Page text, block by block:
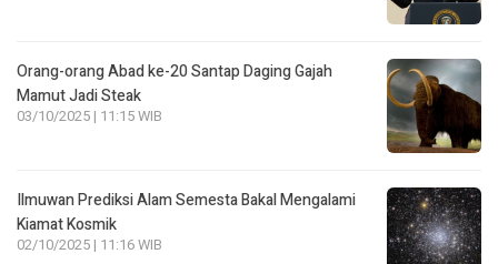
Orang-orang Abad ke-20 Santap Daging Gajah
Mamut Jadi Steak
03/10/2025 | 11:15 WIB
Ilmuwan Prediksi Alam Semesta Bakal Mengalami
Kiamat Kosmik
02/10/2025 | 11:16 WIB